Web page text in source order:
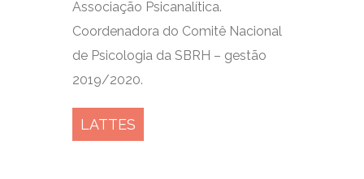
Associação Psicanalítica.
Coordenadora do Comitê Nacional
de Psicologia da SBRH – gestão
2019/2020.
LATTES